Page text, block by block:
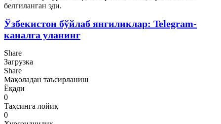
белгиланган эди.
Ўзбекистон бўйлаб янгиликлар: Telegram-
каналга уланинг
Share
Загрузка
Share
Мақоладан таъсирланиш
Ёқади
0
Таҳсинга лойиқ
0